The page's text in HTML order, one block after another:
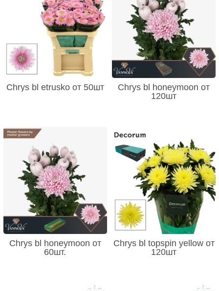
Chrys bl etrusko от 50шт
Chrys bl honeymoon от
120шт
Chrys bl honeymoon от
60шт.
Chrys bl topspin yellow от
120шт